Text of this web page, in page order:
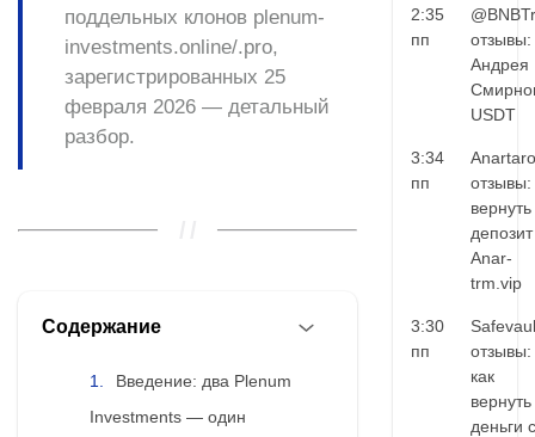
поддельных клонов plenum-
investments.online/.pro,
зарегистрированных 25
февраля 2026 — детальный
разбор.
Содержание
Введение: два Plenum
Investments — один
2:35
пп
Андрея
USDT
3:34
пп
отзывы:
вернуть
Anar-
trm.vip
3:30
пп
отзывы:
как
вернуть
деньги с